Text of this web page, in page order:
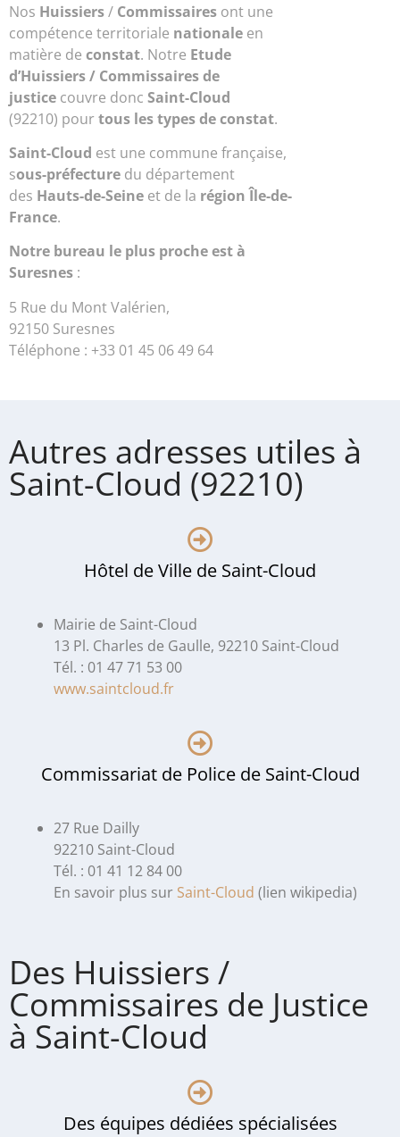
Nos Huissiers/ Commissaires ont une
compétence territoriale nationale en
matière de constat. Notre Etude
d’Huissiers / Commissaires de
justice couvre donc Saint-Cloud
(92210) pour tous les types de constat.
Saint-Cloud est une commune française,
sous-préfecture du département
des Hauts-de-Seine et de la région Île-de-
France.
Notre bureau le plus proche est à
Suresnes :
5 Rue du Mont Valérien,
92150 Suresnes
Téléphone : +33 01 45 06 49 64
Autres adresses utiles à
Saint-Cloud (92210)
Hôtel de Ville de Saint-Cloud
Mairie de Saint-Cloud
13 Pl. Charles de Gaulle, 92210 Saint-Cloud
Tél. : 01 47 71 53 00
www.saintcloud.fr
Commissariat de Police de Saint-Cloud
27 Rue Dailly
92210 Saint-Cloud
Tél. : 01 41 12 84 00
En savoir plus sur Saint-Cloud (lien wikipedia)
Des Huissiers /
Commissaires de Justice
à Saint-Cloud
Des équipes dédiées spécialisées